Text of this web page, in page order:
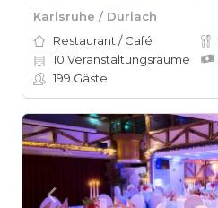
Karlsruhe / Durlach
Restaurant / Café
10 Veranstaltungsräume
199 Gäste